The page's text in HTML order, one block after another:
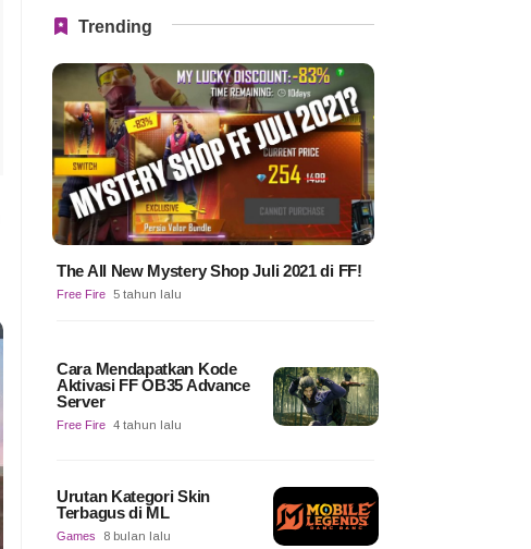
Trending
The All New Mystery Shop Juli 2021 di FF!
Free Fire 5 tahun lalu
Cara Mendapatkan Kode
Aktivasi FF OB35 Advance
Server
Free Fire 4 tahun lalu
Urutan Kategori Skin
Terbagus di ML
Games 8 bulan lalu